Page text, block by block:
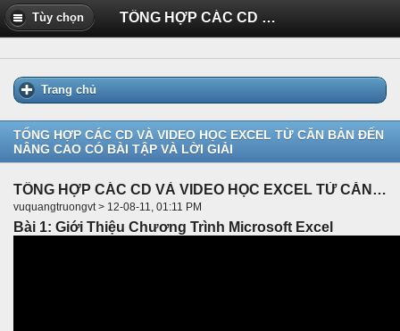
Tùy chọn TỔNG HỢP CÁC CD VÀ VIDEO HỌC EXCEL TỪ CĂN BẢN ĐẾN NÂNG CAO CÓ BÀI TẬP VÀ LỜI GIẢI
Trang chủ
TỔNG HỢP CÁC CD VÀ VIDEO HỌC EXCEL TỪ CĂN BẢN ĐẾN
NÂNG CAO CÓ BÀI TẬP VÀ LỜI GIẢI
TỔNG HỢP CÁC CD VÀ VIDEO HỌC EXCEL TỪ CĂN BẢN ĐẾN NÂNG CAO CÓ BÀI TẬP VÀ LỜI GIẢI
vuquangtruongvt > 12-08-11, 01:11 PM
Bài 1: Giới Thiệu Chương Trình Microsoft Excel